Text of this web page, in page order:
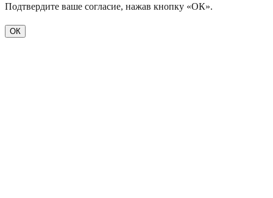
Подтвердите ваше согласие, нажав кнопку «ОК».
ОК